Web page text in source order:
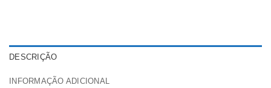
DESCRIÇÃO
INFORMAÇÃO ADICIONAL